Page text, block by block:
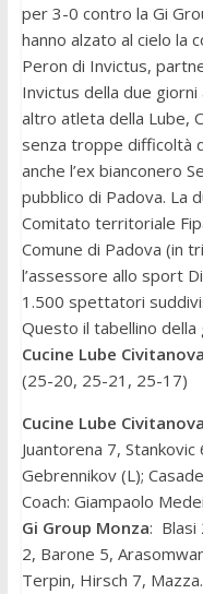
per 3-0 contro la Gi
hanno alzato al cielo la
Peron di Invictus,
Invictus della due
altro atleta della Lube,
senza troppe difficoltà
anche l’ex bianconero
pubblico di Padova. La
Comitato territoriale
Comune di Padova (in
l’assessore allo sport
1.500 spettatori
Questo il tabellino della
Cucine Lube
(25-20, 25-21, 25-17)
Cucine Lube Civitanova
Juantorena 7,
Gebrennikov (L);
Coach: Giampaolo
Gi Group Monza: Blasi
2, Barone 5,
Terpin, Hirsch 7,